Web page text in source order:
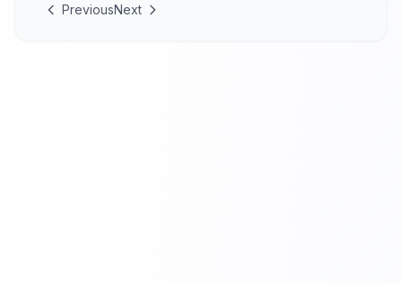
PreviousNext